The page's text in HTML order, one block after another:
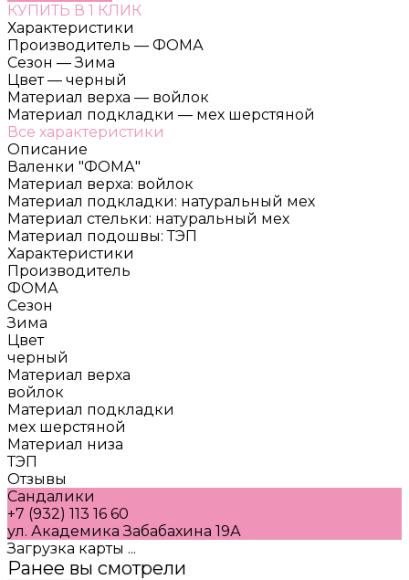
КУПИТЬ В 1 КЛИК
Характеристики
Производитель — ФОМА
Сезон — Зима
Цвет — черный
Материал верха — войлок
Материал подкладки — мех шерстяной
Все характеристики
Описание
Валенки "ФОМА"
Материал верха: войлок
Материал подкладки: натуральный мех
Материал стельки: натуральный мех
Материал подошвы: ТЭП
Характеристики
Производитель
ФОМА
Сезон
Зима
Цвет
черный
Материал верха
войлок
Материал подкладки
мех шерстяной
Материал низа
ТЭП
Отзывы
Сандалики
+7 (932) 113 16 60
ул. Академика Забабахина 19А
Загрузка карты ...
Ранее вы смотрели